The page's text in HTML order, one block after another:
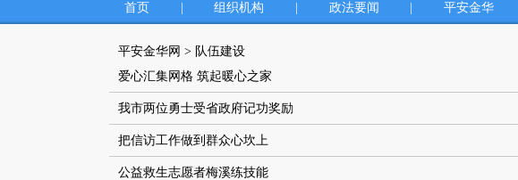
首页 组织机构 政法要闻 平安金华
平安金华网 > 队伍建设
爱心汇集网格 筑起暖心之家
我市两位勇士受省政府记功奖励
把信访工作做到群众心坎上
公益救生志愿者梅溪练技能